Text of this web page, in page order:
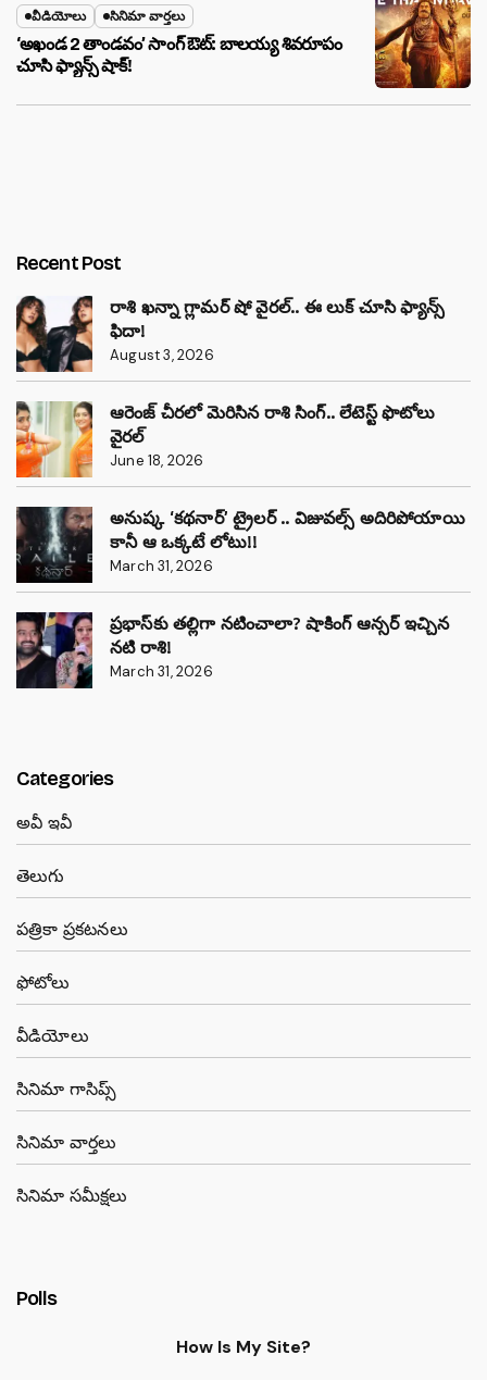
వీడియోలు సినిమా వార్తలు
‘అఖండ 2 తాండవం’ సాంగ్ ఔట్: బాలయ్య శివరూపం
చూసి ఫ్యాన్స్ షాక్!
Recent Post
రాశి ఖన్నా గ్లామర్ షో వైరల్.. ఈ లుక్ చూసి ఫ్యాన్స్
ఫిదా!
August 3, 2026
ఆరెంజ్ చీరలో మెరిసిన రాశి సింగ్.. లేటెస్ట్ ఫొటోలు
వైరల్
June 18, 2026
అనుష్క ‘కథనార్’ ట్రైలర్ .. విజువల్స్ అదిరిపోయాయి
కానీ ఆ ఒక్కటే లోటు!!
March 31, 2026
ప్రభాస్‌కు తల్లిగా నటించాలా? షాకింగ్ ఆన్సర్ ఇచ్చిన
నటి రాశి!
March 31, 2026
Categories
అవీ ఇవీ
తెలుగు
పత్రికా ప్రకటనలు
ఫోటోలు
వీడియోలు
సినిమా గాసిప్స్
సినిమా వార్తలు
సినిమా సమీక్షలు
Polls
How Is My Site?